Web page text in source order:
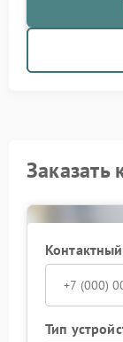
Заказать
Тип